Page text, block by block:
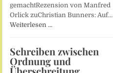
gemachtRezension von Manfred
Orlick zuChristian Bunners: Auf…
Weiterlesen …
Schreiben zwischen
Ordnung und